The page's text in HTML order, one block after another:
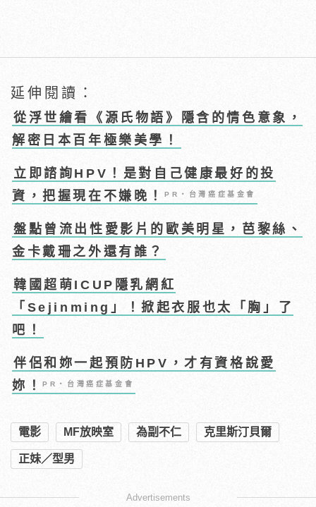
延伸閱讀：
從浮世繪看《源氏物語》隱含的情色意象，
解密日本百年極樂美學！
立即諮詢HPV！是對自己健康最好的投
資，把握現在不嫌晚！PR・台灣癌症基金會
盤點曾流出性愛影片的歐美明星，芭黎絲、
金卡戴珊之外還有誰？
韓國超萌ICUP隱乳網紅
「Sejinming」！掀起衣服也太「胸」了
吧！
伴侶和妳一起預防HPV，才有資格說愛
妳！PR・台灣癌症基金會
電影 MF放映室 為副不仁 克里斯汀貝爾
正妹／型男
Advertisements